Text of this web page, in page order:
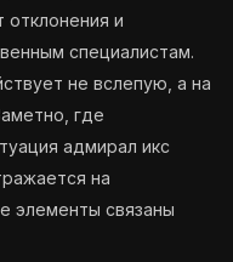
отклонения и
специалистам.
не вслепую, а на
где
адмирал икс
на
элементы связаны